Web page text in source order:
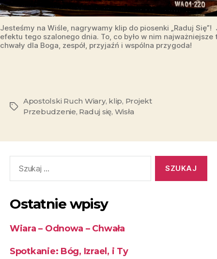
Jesteśmy na Wiśle, nagrywamy klip do piosenki „Raduj
efektu tego szalonego dnia. To, co było w nim najważniejsze
chwały dla Boga, zespół, przyjaźń i wspólna przygoda!
Apostolski Ruch Wiary, klip, Projekt
Przebudzenie, Raduj się, Wisła
Ostatnie wpisy
Wiara – Odnowa – Chwała
Spotkanie: Bóg, Izrael, i Ty